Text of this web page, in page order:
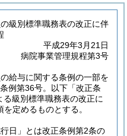
級別標準職務表の改正に伴
平成29年3月21日
病院事業管理規程第3号
給与に関する条例の一部を
例第36号。以下「改正条
る級別標準職務表の改正に
定めるものとする。
日」とは改正条例第2条の